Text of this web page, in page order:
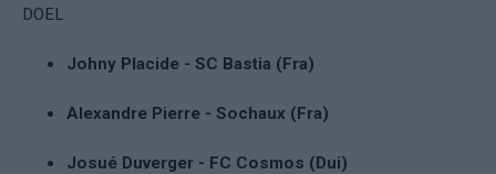
DOEL
Johny Placide - SC Bastia (Fra)
Alexandre Pierre - Sochaux (Fra)
Josué Duverger - FC Cosmos (Dui)